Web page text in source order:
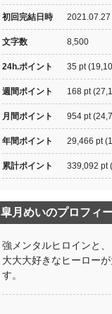
初回完結日時
文字数 8,500
24h.ポイント 35 pt
週間ポイント 168 pt
月間ポイント 954 pt
年間ポイント 29,466 pt
累計ポイント 339,092 pt
皐月めいのプロフィ
強メンタルヒロインと
大大大好きなヒーロー
す。